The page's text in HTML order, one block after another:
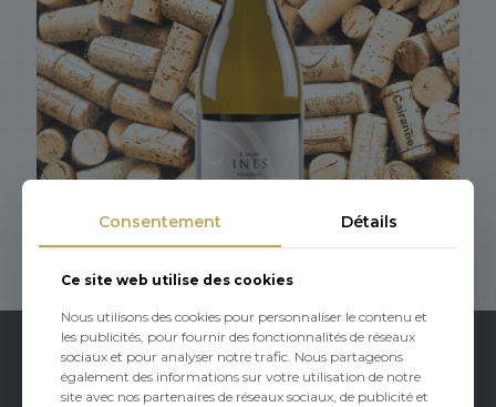
Consentement Détails
Ce site web utilise des cookies
Nous utilisons des cookies pour personnaliser le contenu et
les publicités, pour fournir des fonctionnalités de réseaux
sociaux et pour analyser notre trafic. Nous partageons
également des informations sur votre utilisation de notre
site avec nos partenaires de réseaux sociaux, de publicité et